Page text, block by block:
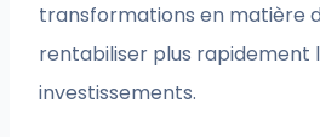
transformations en matière
rentabiliser plus rapidement
investissements.